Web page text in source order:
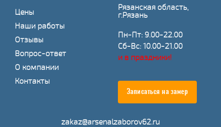
Цены
Наши работы
Отзывы
Вопрос-ответ
О компании
Контакты
Рязанская область,
г.Рязань
Пн-Пт: 9.00-22.00
Сб-Вс: 10.00-21.00
и в праздники!
Записаться на замер
zakaz@arsenalzaborov62.ru